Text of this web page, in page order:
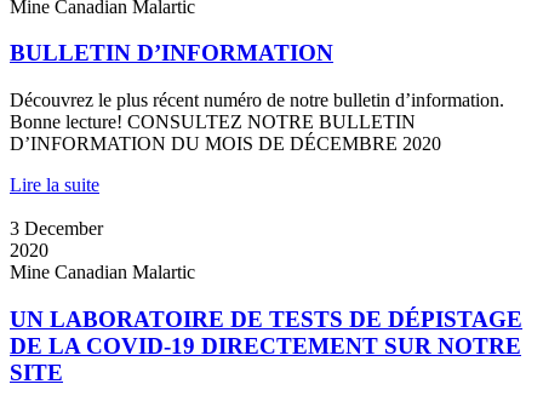
Mine Canadian Malartic
BULLETIN D’INFORMATION
Découvrez le plus récent numéro de notre bulletin d’information.
Bonne lecture! CONSULTEZ NOTRE BULLETIN
D’INFORMATION DU MOIS DE DÉCEMBRE 2020
Lire la suite
3 December
2020
Mine Canadian Malartic
UN LABORATOIRE DE TESTS DE DÉPISTAGE
DE LA COVID-19 DIRECTEMENT SUR NOTRE
SITE